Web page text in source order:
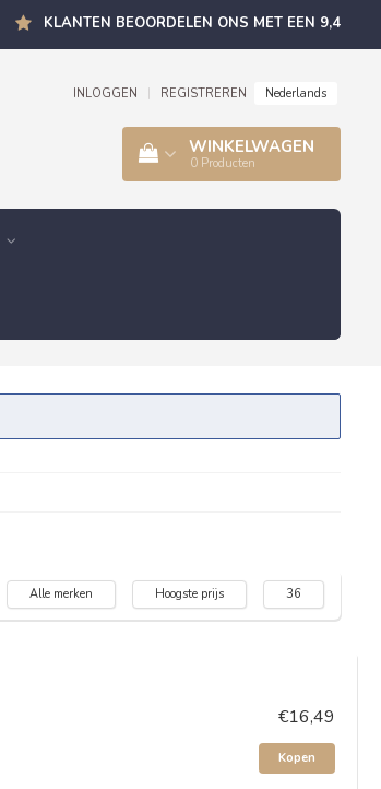
KLANTEN BEOORDELEN ONS MET EEN 9,4
INLOGGEN REGISTREREN Nederlands
WINKELWAGEN
0 Producten
Alle merken Hoogste prijs 36
€16,49
Kopen